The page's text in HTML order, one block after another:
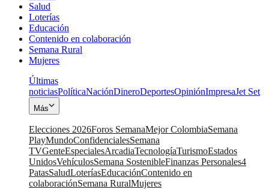
Salud
Loterías
Educación
Contenido en colaboración
Semana Rural
Mujeres
Últimas
noticiasPolíticaNaciónDineroDeportesOpiniónImpresaJet Set
Más
Elecciones 2026Foros SemanaMejor ColombiaSemana
PlayMundoConfidencialesSemana
TVGenteEspecialesArcadiaTecnologíaTurismoEstados
UnidosVehículosSemana SostenibleFinanzas Personales4
PatasSaludLoteríasEducaciónContenido en
colaboraciónSemana RuralMujeres